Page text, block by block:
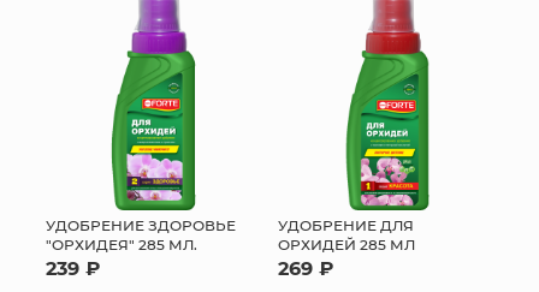
УДОБРЕНИЕ ЗДОРОВЬЕ
"ОРХИДЕЯ" 285 МЛ.
239 ₽
УДОБРЕНИЕ ДЛЯ
ОРХИДЕЙ 285 МЛ
269 ₽